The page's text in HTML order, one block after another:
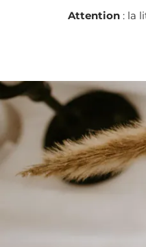
Attention : la